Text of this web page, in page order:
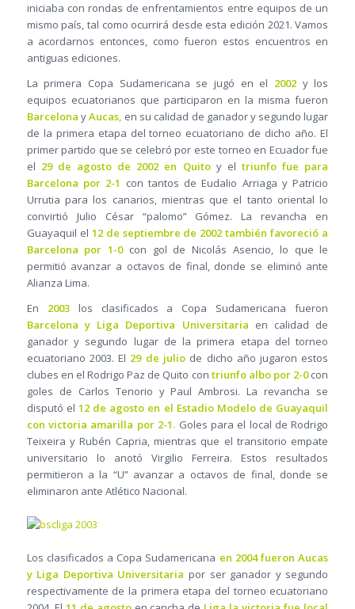
iniciaba con rondas de enfrentamientos entre equipos de un
mismo país, tal como ocurrirá desde esta edición 2021. Vamos
a acordarnos entonces, como fueron estos encuentros en
antiguas ediciones.
La primera Copa Sudamericana se jugó en el 2002 y los
equipos ecuatorianos que participaron en la misma fueron
Barcelona yAucas, en su calidad de ganador y segundo lugar
de la primera etapa del torneo ecuatoriano de dicho año. El
primer partido que se celebró por este torneo en Ecuador fue
el 29 de agosto de 2002 en Quitoy eltriunfo fue para
Barcelona por 2-1 con tantos de Eudalio Arriaga y Patricio
Urrutia para los canarios, mientras que el tanto oriental lo
convirtió Julio César “palomo” Gómez. La revancha en
Guayaquil el 12 de septiembre de 2002 también favoreció a
Barcelona por 1-0con gol de Nicolás Asencio, lo que le
permitió avanzar a octavos de final, donde se eliminó ante
Alianza Lima.
En 2003los clasificados a Copa Sudamericana fueron
Barcelona y Liga Deportiva Universitaria en calidad de
ganador y segundo lugar de la primera etapa del torneo
ecuatoriano 2003. El 29 de julio de dicho año jugaron estos
clubes en el Rodrigo Paz de Quito con triunfo albo por 2-0con
goles de Carlos Tenorio y Paul Ambrosi. La revancha se
disputó el 12 de agosto en el Estadio Modelo de Guayaquil
con victoria amarilla por 2-1. Goles para el local de Rodrigo
Teixeira y Rubén Capria, mientras que el transitorio empate
universitario lo anotó Virgilio Ferreira. Estos resultados
permitieron a la “U” avanzar a octavos de final, donde se
eliminaron ante Atlético Nacional.
Los clasificados a Copa Sudamericana en 2004 fueron Aucas
y Liga Deportiva Universitaria por ser ganador y segundo
respectivamente de la primera etapa del torneo ecuatoriano